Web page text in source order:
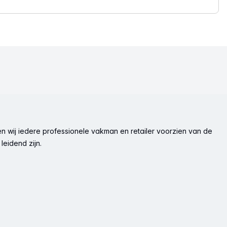
wij iedere professionele vakman en retailer voorzien van de
zijn.